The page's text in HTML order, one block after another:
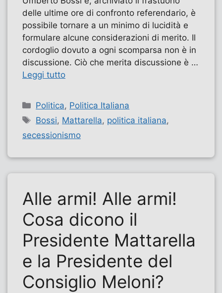
delle ultime ore di confronto referendario, è
possibile tornare a un minimo di lucidità e
formulare alcune considerazioni di merito. Il
cordoglio dovuto a ogni scomparsa non è in
discussione. Ciò che merita discussione è …
Leggi tutto
Categorie
Politica, Politica Italiana
Tag
Bossi, Mattarella, politica italiana,
secessionismo
Alle armi! Alle armi!
Cosa dicono il
Presidente Mattarella
e la Presidente del
Consiglio Meloni?